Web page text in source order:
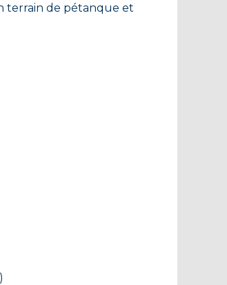
terrain de pétanque et